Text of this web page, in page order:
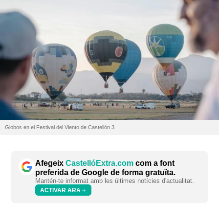
Globos en el Festival del Viento de Castellón 3
Afegeix CastellóExtra.com com a font
preferida de Google de forma gratuïta.
Mantén-te informat amb les últimes notícies d'actualitat.
ACTIVAR ARA